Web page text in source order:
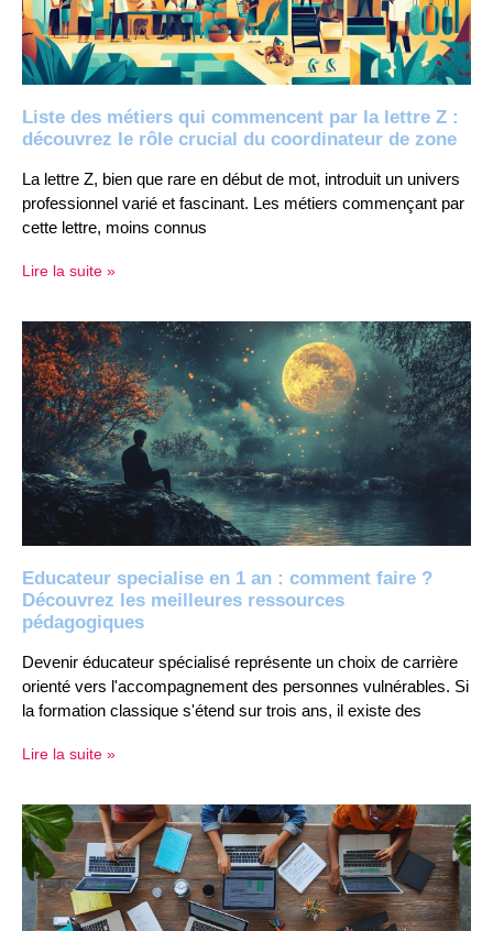
Liste des métiers qui commencent par la lettre Z :
découvrez le rôle crucial du coordinateur de zone
La lettre Z, bien que rare en début de mot, introduit un univers
professionnel varié et fascinant. Les métiers commençant par
cette lettre, moins connus
Lire la suite »
Educateur specialise en 1 an : comment faire ?
Découvrez les meilleures ressources
pédagogiques
Devenir éducateur spécialisé représente un choix de carrière
orienté vers l'accompagnement des personnes vulnérables. Si
la formation classique s'étend sur trois ans, il existe des
Lire la suite »